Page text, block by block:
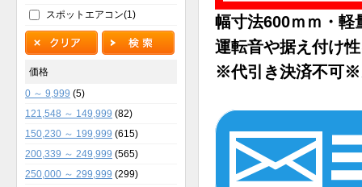
幅寸法600ｍｍ・軽
運転音や据え付け
※代引き決済不可※
スポットエアコン(1)
価格
0 ～ 9,999 (5)
121,548 ～ 149,999 (82)
150,230 ～ 199,999 (615)
200,339 ～ 249,999 (565)
250,000 ～ 299,999 (299)